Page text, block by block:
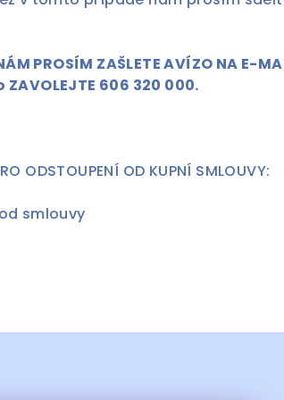
PROSÍM ZAŠLETE AVÍZO NA E-
ZAVOLEJTE 606 320 000.
ODSTOUPENÍ OD KUPNÍ SMLOUVY:
smlouvy